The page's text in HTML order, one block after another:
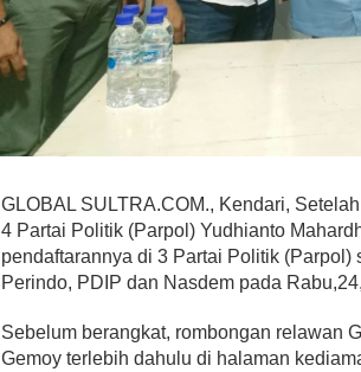
a
d
i
a
a
r
a
i
o
GLOBAL SULTRA.COM., Kendari,
4 Partai Politik (Parpol) Yudhianto
pendaftarannya di 3 Partai Politik
Perindo, PDIP dan Nasdem pada
Sebelum berangkat, rombongan relawan
Gemoy terlebih dahulu di halaman